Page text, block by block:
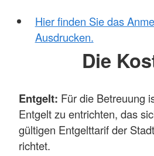
Hier finden Sie das
Ausdrucken.
Die
Entgelt: Für die Betreuung
Entgelt zu entrichten, das
gültigen Entgelttarif der
richtet.